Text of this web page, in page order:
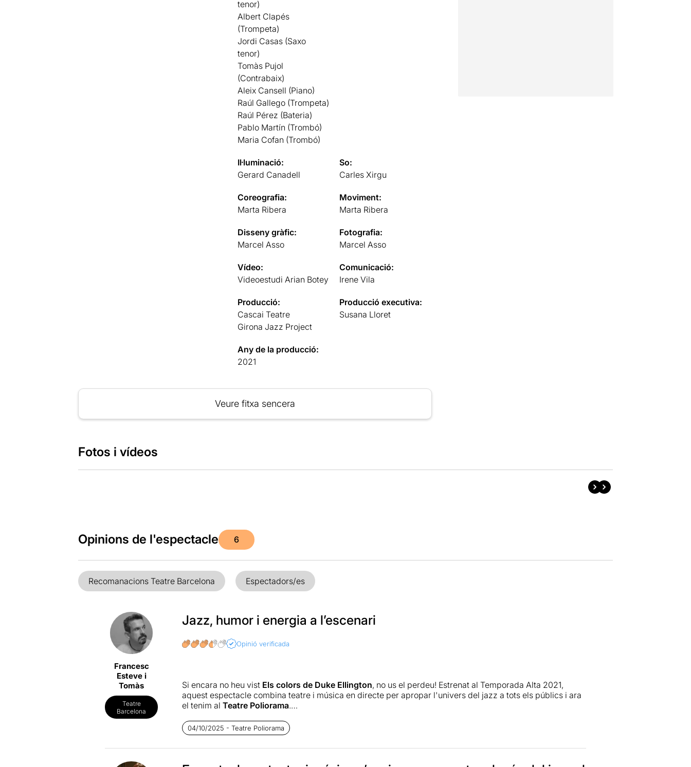
tenor)
Albert Clapés
(Trompeta)
Jordi Casas (Saxo
tenor)
Tomàs Pujol
(Contrabaix)
Aleix Cansell (Piano)
Raúl Gallego (Trompeta)
Raúl Pérez (Bateria)
Pablo Martín (Trombó)
Maria Cofan (Trombó)
Il·luminació:
Gerard Canadell
So:
Carles Xirgu
Coreografia:
Marta Ribera
Moviment:
Marta Ribera
Disseny gràfic:
Marcel Asso
Fotografia:
Marcel Asso
Vídeo:
Videoestudi Arian Botey
Comunicació:
Irene Vila
Producció:
Cascai Teatre
Girona Jazz Project
Producció executiva:
Susana Lloret
Any de la producció:
2021
Veure fitxa sencera
Fotos i vídeos
Opinions de l'espectacle 6
Recomanacions Teatre Barcelona Espectadors/es
Francesc
Esteve i
Tomàs
Teatre
Barcelona
Jazz, humor i energia a l’escenari
Opinió verificada
Si encara no heu vist Els colors de Duke Ellington, no us el perdeu! Estrenat al Temporada Alta 2021,
aquest espectacle combina teatre i música en directe per apropar l'univers del jazz a tots els públics i ara
el tenim al Teatre Poliorama.
El carismàticMarcel Tomàshi brilla com a mestre de cerimònies i showman, capaç de connectar amb
04/10/2025 - Teatre Poliorama